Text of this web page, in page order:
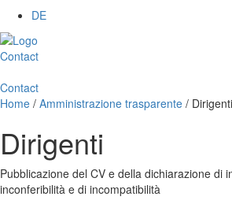
DE
Contact
Contact
Home / Amministrazione trasparente / Dirigenti
Dirigenti
Pubblicazione del CV e della dichiarazione di
inconferibilità e di incompatibilità